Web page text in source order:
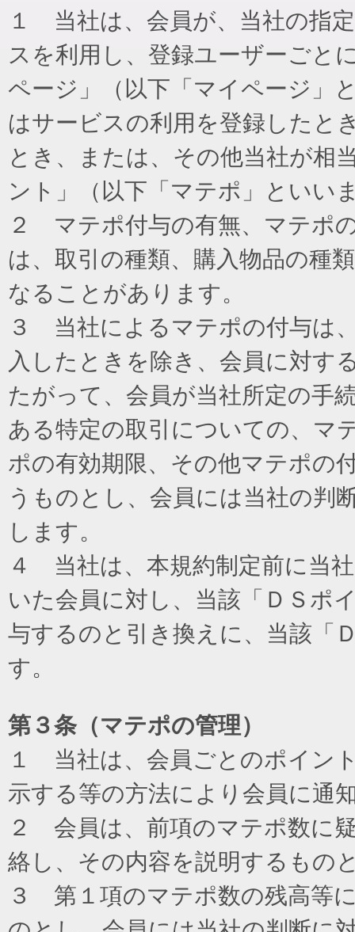
１ 当社は、会員が、当社の指
スを利用し、登録ユーザーごと
ページ」（以下「マイページ」
はサービスの利用を登録したと
とき、または、その他当社が相
ント」（以下「マテポ」といい
２ マテポ付与の有無、マテポ
は、取引の種類、購入物品の種
なることがあります。
３ 当社によるマテポの付与は
入したときを除き、会員に対す
たがって、会員が当社所定の手
ある特定の取引についての、マ
ポの有効期限、その他マテポの
うものとし、会員には当社の判
します。
４ 当社は、本規約制定前に当
いた会員に対し、当該「ＤＳポ
与するのと引き換えに、当該「
す。
第３条（マテポの管理）
１ 当社は、会員ごとのポイン
示する等の方法により会員に通
２ 会員は、前項のマテポ数に
絡し、その内容を説明するもの
３ 第１項のマテポ数の残高等